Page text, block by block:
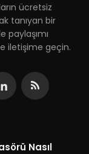
ücretsiz
tanıyan bir
paylaşımı
iletişime geçin.
Nasıl